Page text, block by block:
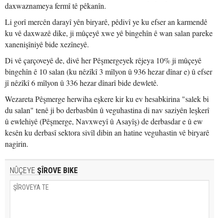
daxwaznameya fermî tê pêkanîn.
Li gorî mercên darayî yên biryarê, pêdivî ye ku efser an karmendê
ku vê daxwazê dike, ji mûçeyê xwe yê bingehîn ê wan salan pareke
xanenişîniyê bide xezîneyê.
Di vê çarçoveyê de, divê her Pêşmergeyek rêjeya 10% ji mûçeyê
bingehîn ê 10 salan (ku nêzîkî 3 mîlyon û 936 hezar dînar e) û efser
jî nêzîkî 6 mîlyon û 336 hezar dînarî bide dewletê.
Wezareta Pêşmerge herwiha eşkere kir ku ev hesabkirina "salek bi
du salan" tenê ji bo derbasbûn û veguhastina di nav saziyên leşkerî
û ewlehiyê (Pêşmerge, Navxweyî û Asayîş) de derbasdar e û ew
kesên ku derbasî sektora sivîl dibin an hatine veguhastin vê biryarê
nagirin.
NÛÇEYE ŞÎROVE BIKE